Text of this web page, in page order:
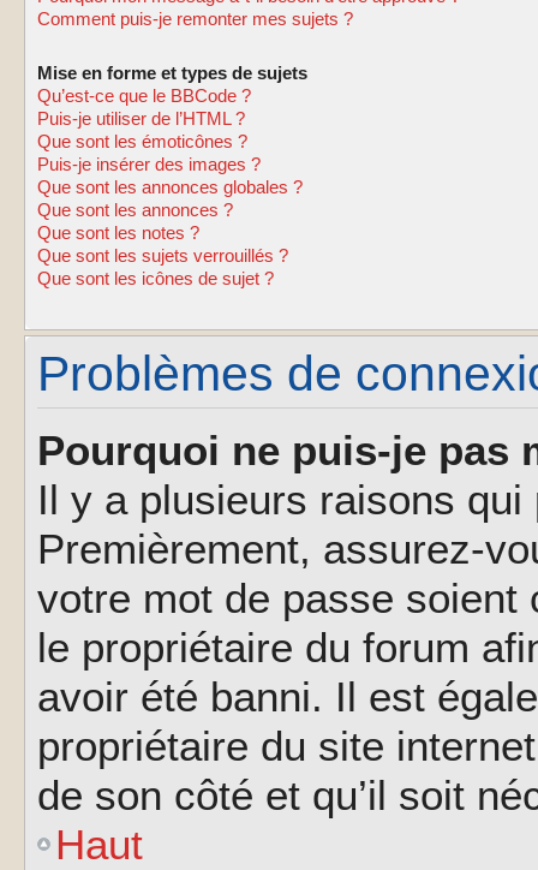
Comment puis-je remonter mes sujets ?
Mise en forme et types de sujets
Qu’est-ce que le BBCode ?
Puis-je utiliser de l’HTML ?
Que sont les émoticônes ?
Puis-je insérer des images ?
Que sont les annonces globales ?
Que sont les annonces ?
Que sont les notes ?
Que sont les sujets verrouillés ?
Que sont les icônes de sujet ?
Problèmes de
Pourquoi ne puis-je pas
Il y a plusieurs raisons
Premièrement, assurez-
votre mot de passe soient
le propriétaire du forum
avoir été banni. Il est
propriétaire du site
de son côté et qu’il soit
Haut